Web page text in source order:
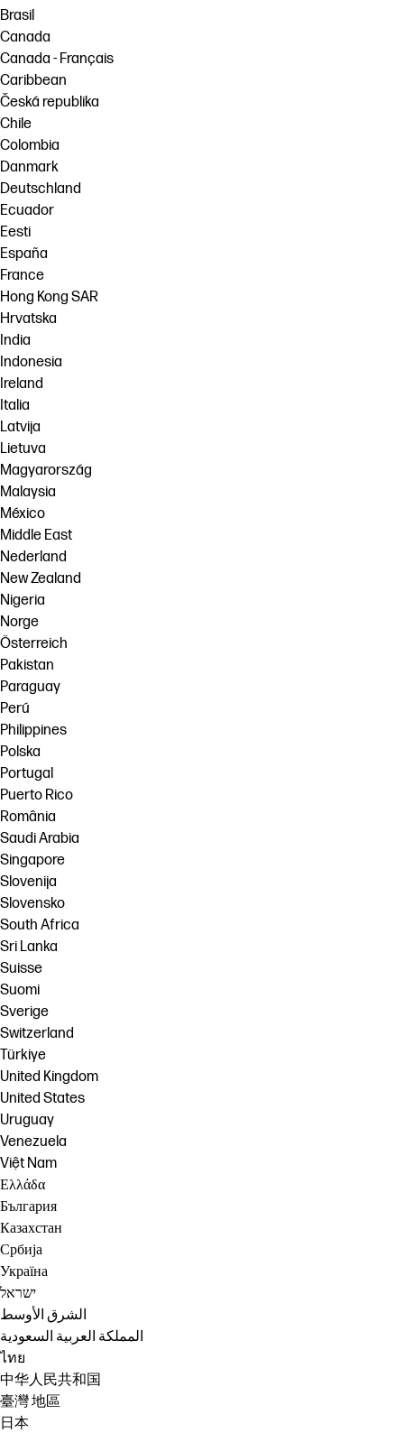
Brasil
Canada
Canada - Français
Caribbean
Česká republika
Chile
Colombia
Danmark
Deutschland
Ecuador
Eesti
España
France
Hong Kong SAR
Hrvatska
India
Indonesia
Ireland
Italia
Latvija
Lietuva
Magyarország
Malaysia
México
Middle East
Nederland
New Zealand
Nigeria
Norge
Österreich
Pakistan
Paraguay
Perú
Philippines
Polska
Portugal
Puerto Rico
România
Saudi Arabia
Singapore
Slovenija
Slovensko
South Africa
Sri Lanka
Suisse
Suomi
Sverige
Switzerland
Türkiye
United Kingdom
United States
Uruguay
Venezuela
Việt Nam
Ελλάδα
България
Казахстан
Србија
Україна
ישראל
الشرق الأوسط
المملكة العربية السعودية
ไทย
中华人民共和国
臺灣 地區
日本